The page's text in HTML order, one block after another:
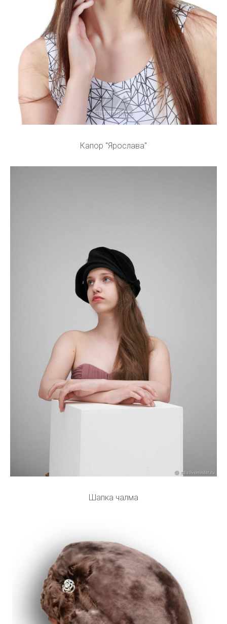
Капор "Ярослава"
Шапка чалма